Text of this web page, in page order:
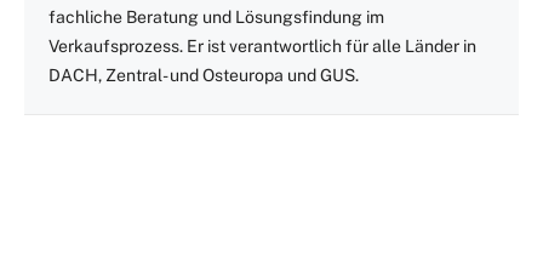
fachliche Beratung und Lösungsfindung im
Verkaufsprozess. Er ist verantwortlich für alle Länder in
DACH, Zentral- und Osteuropa und GUS.